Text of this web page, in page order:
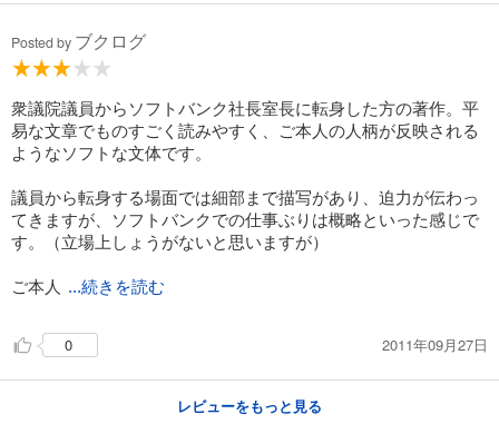
Posted by ブクログ
衆議院議員からソフトバンク社長室長に転身した方の著作。平
易な文章でものすごく読みやすく、ご本人の人柄が反映される
ようなソフトな文体です。
議員から転身する場面では細部まで描写があり、迫力が伝わっ
てきますが、ソフトバンクでの仕事ぶりは概略といった感じで
す。（立場上しょうがないと思いますが）
ご本人 ...続きを読む
0 2011年09月27日
レビューをもっと見る